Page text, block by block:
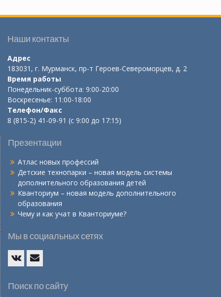
Наши контакты
Адрес
183031, г. Мурманск, пр-т Героев-Североморцев, д. 2
Время работы
Понедельник-суббота: 9:00-20:00
Воскресенье: 11:00-18:00
Телефон/Факс
8 (815-2) 41-09-91 (с 9:00 до 17:15)
Презентации
Атлас новых профессий
Детские технопарки – новая модель системы
дополнительного образования детей
Кванториум – новая модель дополнительного
образования
Чему и как учат в Кванториуме?
Мы в социальных сетях
mail
Поиск по сайту